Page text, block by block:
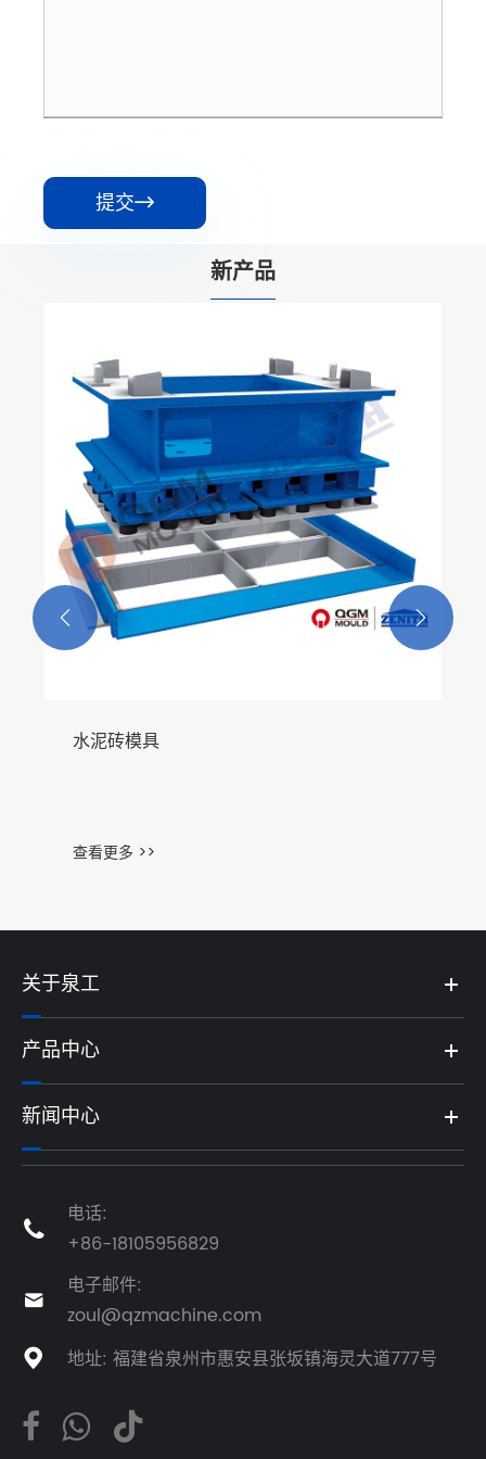
提交
新产品
水泥砖模具
查看更多 >>
 
关于泉工
产品中心
新闻中心

电话:
+86-18105956829

电子邮件:
zoul@qzmachine.com
 地址: 福建省泉州市惠安县张坂镇海灵大道777号